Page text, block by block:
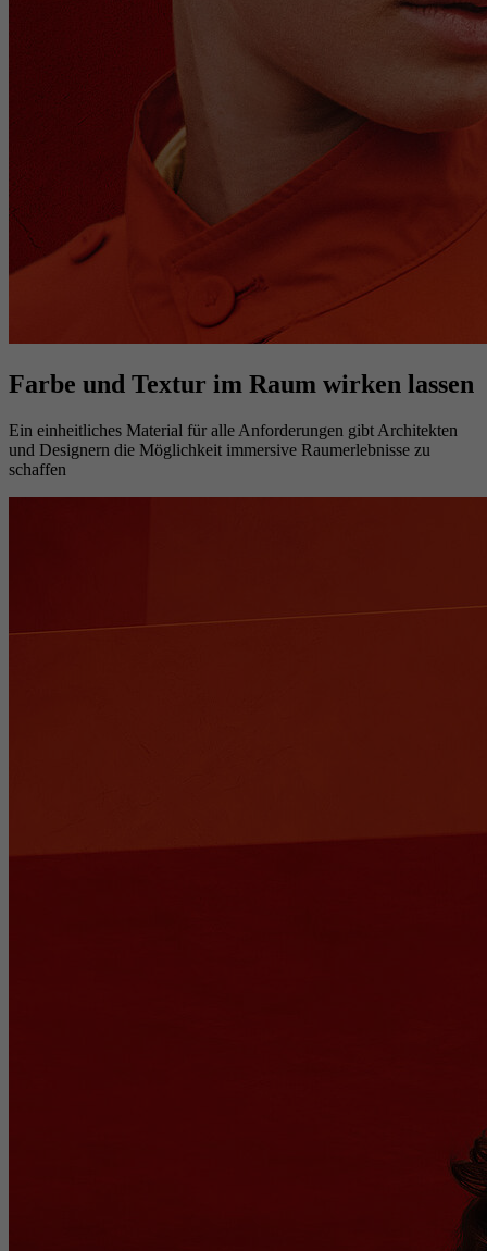
Farbe und Textur im Raum wirken lassen
Ein einheitliches Material für alle Anforderungen gibt Architekten
und Designern die Möglichkeit immersive Raumerlebnisse zu
schaffen